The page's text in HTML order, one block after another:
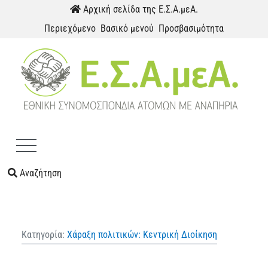
Παράκαμψη προς το περιεχόμενοΑρχική σελίδα της Ε.Σ.Α.μεΑ.
Περιεχόμενο Βασικό μενού Προσβασιμότητα
Αναζήτηση
Κατηγορία: Χάραξη πολιτικών: Κεντρική Διοίκηση